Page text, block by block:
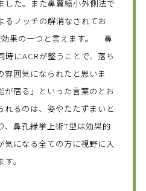
した。また鼻翼縮小外側法で
るノッチの解消なされてお
効果の一つと言えます。 鼻
にACRが整うことで、落ち
雰囲気になられたと思いま
が宿る」といった言葉のとお
れるのは、姿やたたずまいと
、鼻孔縁挙上術T型は効果的
気になる全ての方に視野に入
。